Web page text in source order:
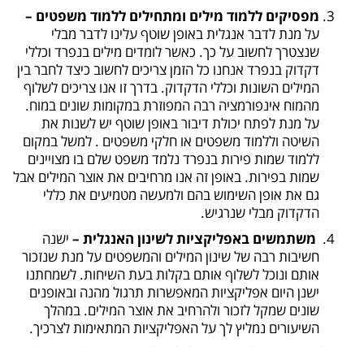
מפסיקים ללמוד מילים ומתחילים ללמוד משפטים –
על מנת לדבר אנגלית באופן שוטף עלינו לדבר מבלי
שנצטרך לחשוב על כך. כאשר לומדים מילים בנפרד וכללי
דקדוק בנפרד אנחנו כל הזמן צריכים לחשוב כיצד לחבר בין
המילים השונות וכללי הדקדוק. בדרך זו אנו צריכים לשלוף
מהמוח אינפורמציה רבה המפוזרת במקומות שונים במוח.
על מנת לפתח יכולת דיבור באופן שוטף יש לשנות את
השיטה וללמוד משפטים או חלקי משפטים . למשל במקום
ללמוד שמות פירות בנפרד נלמד משפט שלם בו מצויינים
שמות בפירות. באופן זה אנו מרחיבים את אוצר המילים אבל
גם את אופן השימוש בהם ולמעשה מטמיעים את כללי
הדקדוק מבלי שנרגיש.
משתמשים באפליקציות לשינון האנגלית – ישנה
חשיבות רבה של שינון המילים והמשפטים על מנת שנזכור
אותם ונוכל לשלוף אותם בקלות בעת השיחות. לשמחתנו
ישנן היום אפליקציות המאפשרות תרגול מהנה ובאופנים
שונים שמקל לזכור ולהרחיב את אוצר המילים. במהלך
השיעורים נמליץ לך על האפליקציות המתאימות לצרכיך.